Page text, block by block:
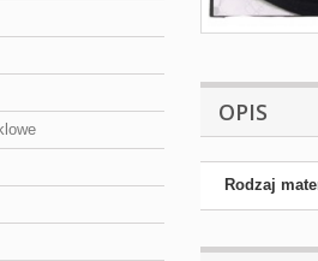
OPIS
Rodzaj